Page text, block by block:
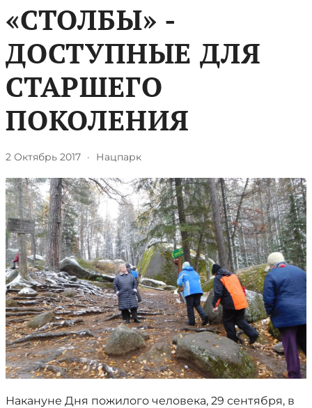
«СТОЛБЫ» -
ДОСТУПНЫЕ ДЛЯ
СТАРШЕГО
ПОКОЛЕНИЯ
2 Октябрь 2017 · Нацпарк
Накануне Дня пожилого человека, 29 сентября, в